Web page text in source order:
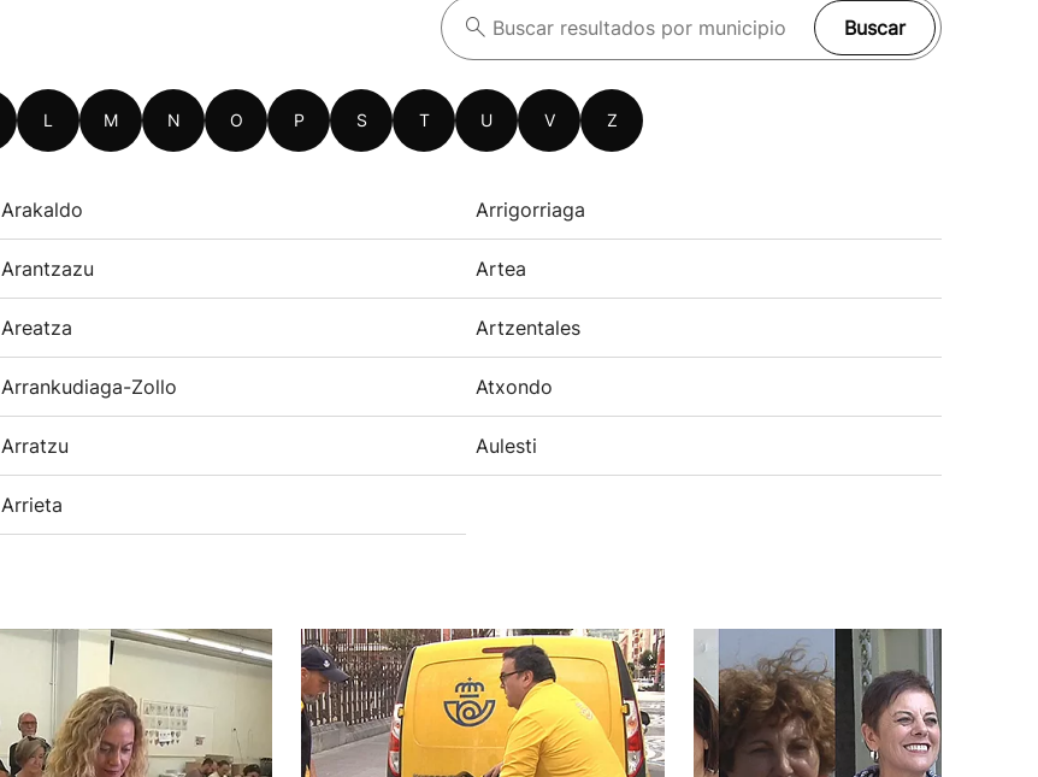
Buscar
L M N O P S T U V Z
Arakaldo Arrigorriaga
Arantzazu Artea
Areatza Artzentales
Arrankudiaga-Zollo Atxondo
Arratzu Aulesti
Arrieta